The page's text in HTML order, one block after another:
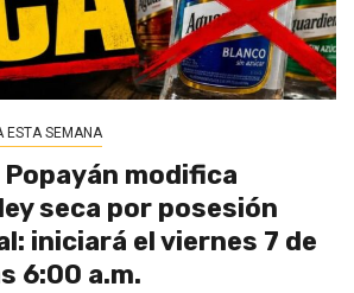
ESTA SEMANA
modifica
seca por posesión
iniciará el viernes 7 de
6:00 a.m.